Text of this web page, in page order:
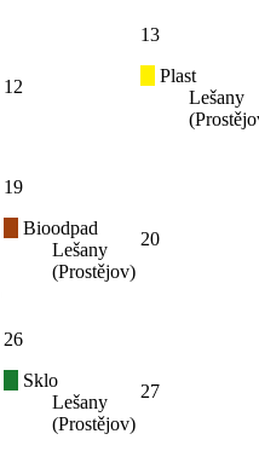
12
13
Plast
Lešany
19
Bioodpad
Lešany
(Prostějov)
20
26
Sklo
Lešany
(Prostějov)
27